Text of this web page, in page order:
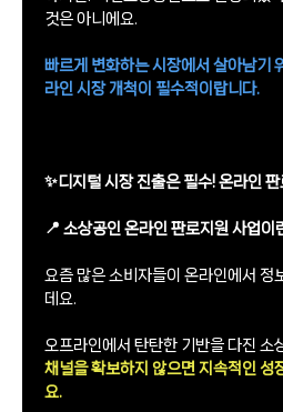
것은 아니에요.
빠르게 변화하는 시장에서 살아남기
라인 시장 개척이 필수적이랍니다.
✨디지털 시장 진출은 필수! 온라인
📍 소상공인 온라인 판로지원 사업이
요즘 많은 소비자들이 온라인에서 정
데요.
오프라인에서 탄탄한 기반을 다진 소
채널을 확보하지 않으면 지속적인 성
요.